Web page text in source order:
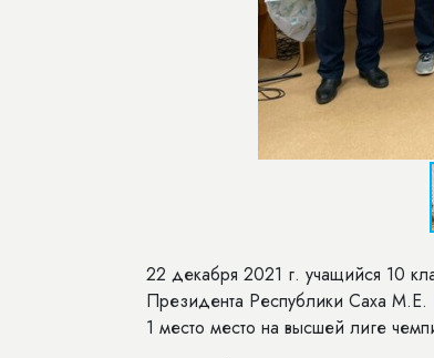
22 декабря 2021 г. учащийся 10
Президента Республики Саха М.Е.
1 место место на высшей лиге